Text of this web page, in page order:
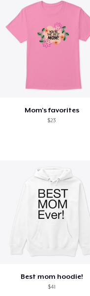
Mom's favorites
$23
Best mom hoodie!
$41